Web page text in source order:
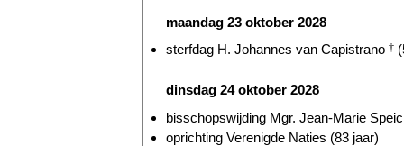
maandag 23 oktober 2028
sterfdag H. Johannes van Capistrano †
dinsdag 24 oktober 2028
bisschopswijding Mgr. Jean-Marie
oprichting Verenigde Naties (83 jaar)